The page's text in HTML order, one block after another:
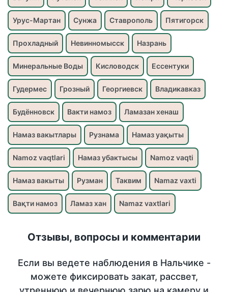
Урус-Мартан Сунжа Ставрополь Пятигорск
Прохладный Невинномысск Назрань
Минеральные Воды Кисловодск Ессентуки
Гудермес Грозный Георгиевск Владикавказ
Будённовск Вакти намоз Ламазан хенаш
Намаз вакытлары Рузнама Намаз уақыты
Namoz vaqtlari Намаз убактысы Namoz vaqti
Намаз вакыты Рузман Таквим Namaz vaxti
Вақти намоз Ламаз хан Namaz vaxtlari
Отзывы, вопросы и комментарии
Если вы ведете наблюдения в Нальчике -
можете фиксировать закат, рассвет,